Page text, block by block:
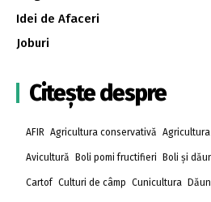
Idei de Afaceri
Joburi
Citește despre
AFIR Agricultura conservativă
Avicultură Boli pomi fructifieri Boli și
Cartof Culturi de câmp Cunicultura